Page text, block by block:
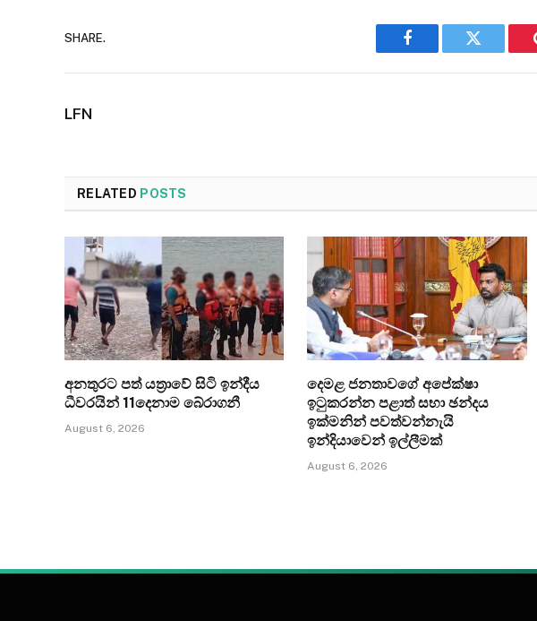
SHARE.
Facebook Twitter
LFN
RELATED POSTS
අනතුරට පත් යත්‍රාවේ සිටි ඉන්දීය
ධීවරයින් 11දෙනාම බේරාගනී
August 6, 2026
දෙමළ ජනතාවගේ අපේක්ෂා
ඉටුකරන්න පළාත් සභා ඡන්දය
ඉක්මනින් පවත්වන්නැයි
ඉන්දියාවෙන් ඉල්ලීමක්
August 6, 2026